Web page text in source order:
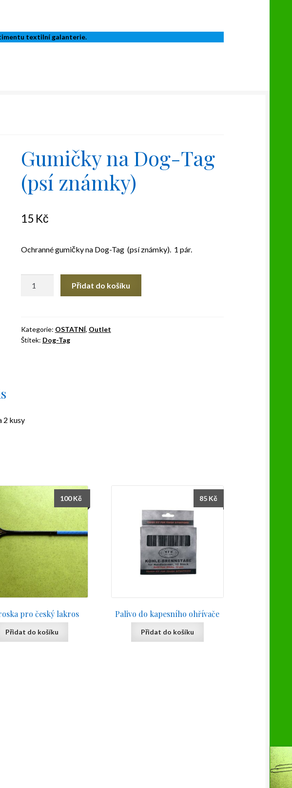
textilní galanterie.
Gumičky na Dog-Tag
(psí známky)
15 Kč
Ochranné gumičky na Dog-Tag (psí známky). 1 pár.
(psí
známky)
Přidat do košíku
Kategorie: OSTATNÍ, Outlet
Štítek: Dog-Tag
2 kusy
pro český lakros
100Kč
Přidat do košíku
Palivo do kapesního ohřívače
85 Kč
Přidat do košíku